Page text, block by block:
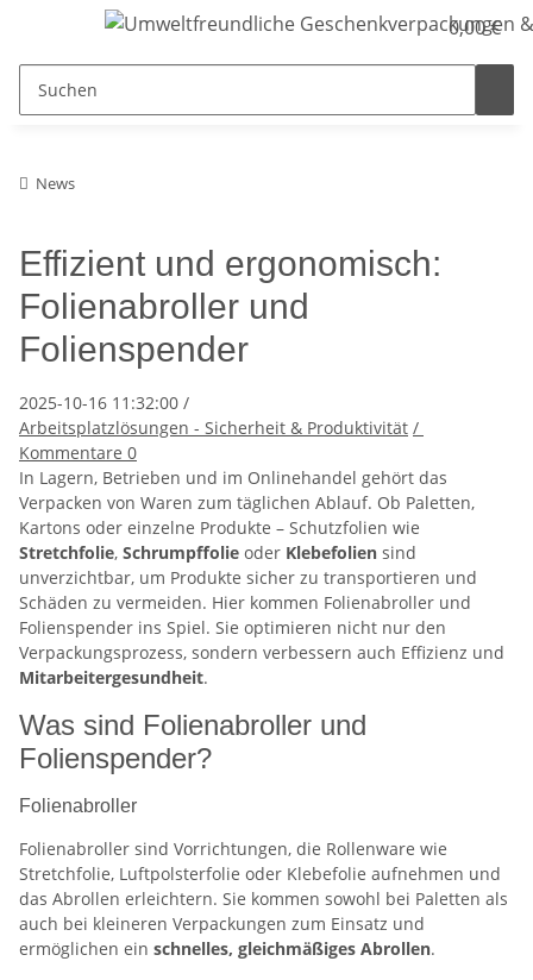
0,00 €
News
Effizient und ergonomisch:
Folienabroller und
Folienspender
2025-10-16 11:32:00 /
Arbeitsplatzlösungen - Sicherheit & Produktivität /
Kommentare 0
In Lagern, Betrieben und im Onlinehandel gehört das
Verpacken von Waren zum täglichen Ablauf. Ob Paletten,
Kartons oder einzelne Produkte – Schutzfolien wie
Stretchfolie, Schrumpffolie oder Klebefolien sind
unverzichtbar, um Produkte sicher zu transportieren und
Schäden zu vermeiden. Hier kommen Folienabroller und
Folienspender ins Spiel. Sie optimieren nicht nur den
Verpackungsprozess, sondern verbessern auch Effizienz und
Mitarbeitergesundheit.
Was sind Folienabroller und
Folienspender?
Folienabroller
Folienabroller sind Vorrichtungen, die Rollenware wie
Stretchfolie, Luftpolsterfolie oder Klebefolie aufnehmen und
das Abrollen erleichtern. Sie kommen sowohl bei Paletten als
auch bei kleineren Verpackungen zum Einsatz und
ermöglichen ein schnelles, gleichmäßiges Abrollen.